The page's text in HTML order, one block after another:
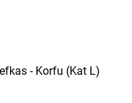
- Korfu (Kat L)